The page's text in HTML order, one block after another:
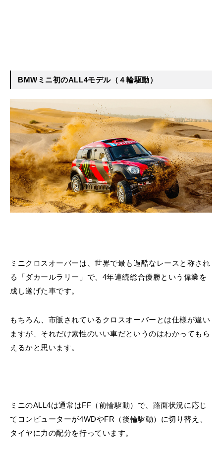
BMWミニ初のALL4モデル（４輪駆動）
ミニクロスオーバーは、世界で最も過酷なレースと称され
る「ダカールラリー」で、4年連続総合優勝という偉業を
成し遂げた車です。
もちろん、市販されているクロスオーバーとは仕様が違い
ますが、それだけ素性のいい車だというのはわかってもら
えるかと思います。
ミニのALL4は通常はFF（前輪駆動）で、路面状況に応じ
てコンピューターが4WDやFR（後輪駆動）に切り替え、
タイヤに力の配分を行っています。